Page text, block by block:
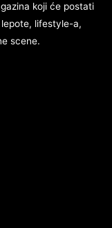
koji će postati
lifestyle-a,
scene.